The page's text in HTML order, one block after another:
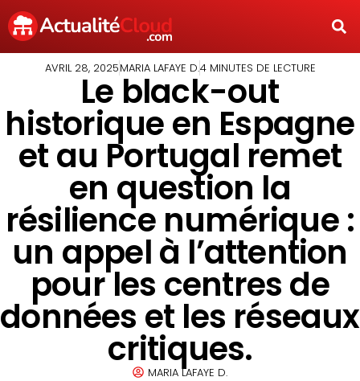
AVRIL 28, 2025MARIA LAFAYE D.4 MINUTES DE LECTURE
Le black-out
historique en Espagne
et au Portugal remet
en question la
résilience numérique :
un appel à l’attention
pour les centres de
données et les réseaux
critiques.
MARIA LAFAYE D.